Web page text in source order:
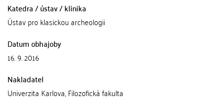
Katedra / ústav / klinika
Ústav pro klasickou archeologii
Datum obhajoby
16. 9. 2016
Nakladatel
Univerzita Karlova, Filozofická fakulta